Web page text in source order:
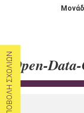
Open-
ΥΠΟΒΟΛΗ ΣΧΟΛΙΩΝ